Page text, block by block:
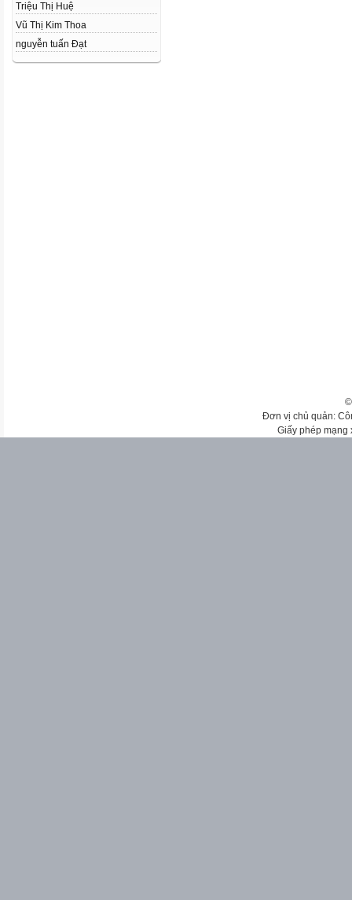
Triệu Thị Huệ
Vũ Thị Kim Thoa
nguyễn tuấn Đạt
Đơn vị chủ quản:
Giấy phép mạng